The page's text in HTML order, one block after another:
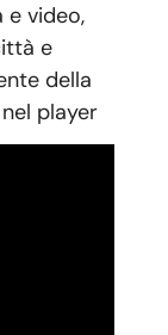
e video,
e
della
player